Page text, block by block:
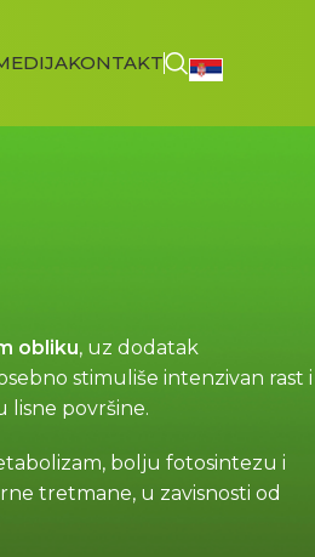
KONTAKT
obliku, uz dodatak
stimuliše intenzivan rast i
lisne površine.
bolju fotosintezu i
tretmane, u zavisnosti od